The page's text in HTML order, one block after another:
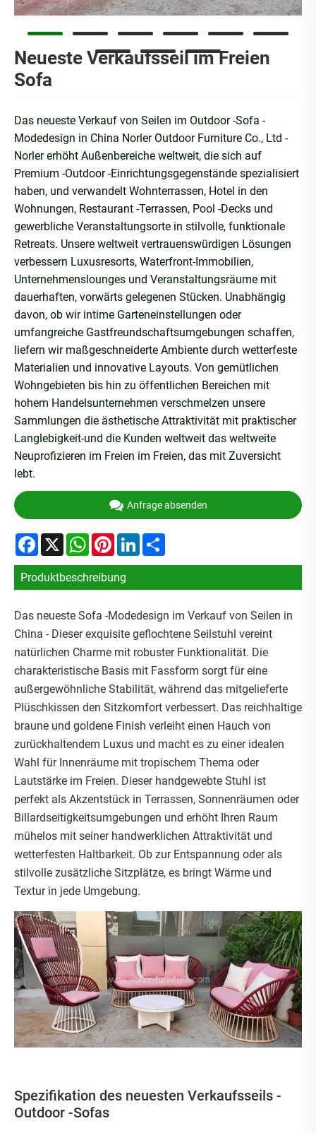
Neueste Verkaufsseil im Freien
Sofa
Das neueste Verkauf von Seilen im Outdoor -Sofa -
Modedesign in China Norler Outdoor Furniture Co., Ltd -
Norler erhöht Außenbereiche weltweit, die sich auf
Premium -Outdoor -Einrichtungsgegenstände spezialisiert
haben, und verwandelt Wohnterrassen, Hotel in den
Wohnungen, Restaurant -Terrassen, Pool -Decks und
gewerbliche Veranstaltungsorte in stilvolle, funktionale
Retreats. Unsere weltweit vertrauenswürdigen Lösungen
verbessern Luxusresorts, Waterfront-Immobilien,
Unternehmenslounges und Veranstaltungsräume mit
dauerhaften, vorwärts gelegenen Stücken. Unabhängig
davon, ob wir intime Garteneinstellungen oder
umfangreiche Gastfreundschaftsumgebungen schaffen,
liefern wir maßgeschneiderte Ambiente durch wetterfeste
Materialien und innovative Layouts. Von gemütlichen
Wohngebieten bis hin zu öffentlichen Bereichen mit
hohem Handelsunternehmen verschmelzen unsere
Sammlungen die ästhetische Attraktivität mit praktischer
Langlebigkeit-und die Kunden weltweit das weltweite
Neuprofizieren im Freien im Freien, das mit Zuversicht
lebt.
Anfrage absenden
Facebook
X WhatsApp
PinterestLinkedIn
Produktbeschreibung
Das neueste Sofa -Modedesign im Verkauf von Seilen in
China - Dieser exquisite geflochtene Seilstuhl vereint
natürlichen Charme mit robuster Funktionalität. Die
charakteristische Basis mit Fassform sorgt für eine
außergewöhnliche Stabilität, während das mitgelieferte
Plüschkissen den Sitzkomfort verbessert. Das reichhaltige
braune und goldene Finish verleiht einen Hauch von
zurückhaltendem Luxus und macht es zu einer idealen
Wahl für Innenräume mit tropischem Thema oder
Lautstärke im Freien. Dieser handgewebte Stuhl ist
perfekt als Akzentstück in Terrassen, Sonnenräumen oder
Billardseitigkeitsumgebungen und erhöht Ihren Raum
mühelos mit seiner handwerklichen Attraktivität und
wetterfesten Haltbarkeit. Ob zur Entspannung oder als
stilvolle zusätzliche Sitzplätze, es bringt Wärme und
Textur in jede Umgebung.
Spezifikation des neuesten Verkaufsseils -
Outdoor -Sofas